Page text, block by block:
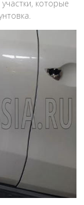
которые